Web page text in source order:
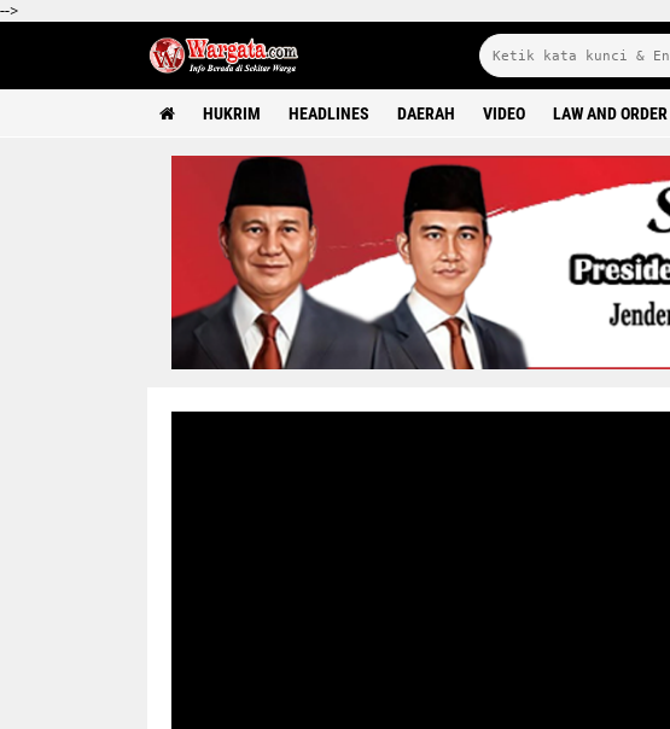
-->
HUKRIM HEADLINES DAERAH VIDEO LAW AND ORDER